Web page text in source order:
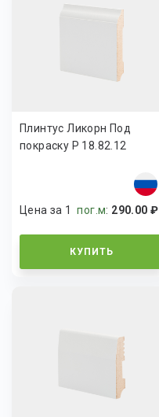
Плинтус Ликорн Под
покраску Р 18.82.12
Цена за 1пог.м: 290.00 ₽
КУПИТЬ